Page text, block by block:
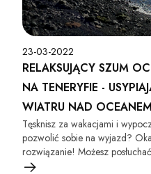
23-03-2022
RELAKSUJĄCY SZUM
NA TENERYFIE -
WIATRU NAD
Tęsknisz za wakacjami i
pozwolić sobie na wyjazd?
rozwiązanie! Możesz
którym się znajdujesz. Włącz te